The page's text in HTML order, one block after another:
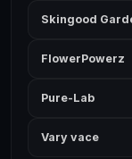
Skingood
FlowerPowerz
Pure-Lab
Vary vace